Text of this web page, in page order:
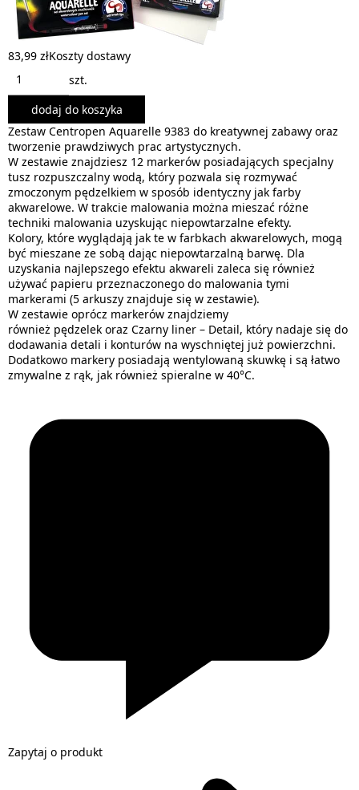
83,99 złKoszty dostawy
szt.
dodaj do koszyka
Zestaw Centropen Aquarelle 9383 do kreatywnej zabawy oraz
tworzenie prawdziwych prac artystycznych.
W zestawie znajdziesz 12 markerów posiadających specjalny
tusz rozpuszczalny wodą, który pozwala się rozmywać
zmoczonym pędzelkiem w sposób identyczny jak farby
akwarelowe. W trakcie malowania można mieszać różne
techniki malowania uzyskując niepowtarzalne efekty.
Kolory, które wyglądają jak te w farbkach akwarelowych, mogą
być mieszane ze sobą dając niepowtarzalną barwę. Dla
uzyskania najlepszego efektu akwareli zaleca się również
używać papieru przeznaczonego do malowania tymi
markerami (5 arkuszy znajduje się w zestawie).
W zestawie oprócz markerów znajdziemy
również pędzelek oraz Czarny liner – Detail, który nadaje się do
dodawania detali i konturów na wyschniętej już powierzchni.
Dodatkowo markery posiadają wentylowaną skuwkę i są łatwo
zmywalne z rąk, jak również spieralne w 40°C.
Zapytaj o produkt